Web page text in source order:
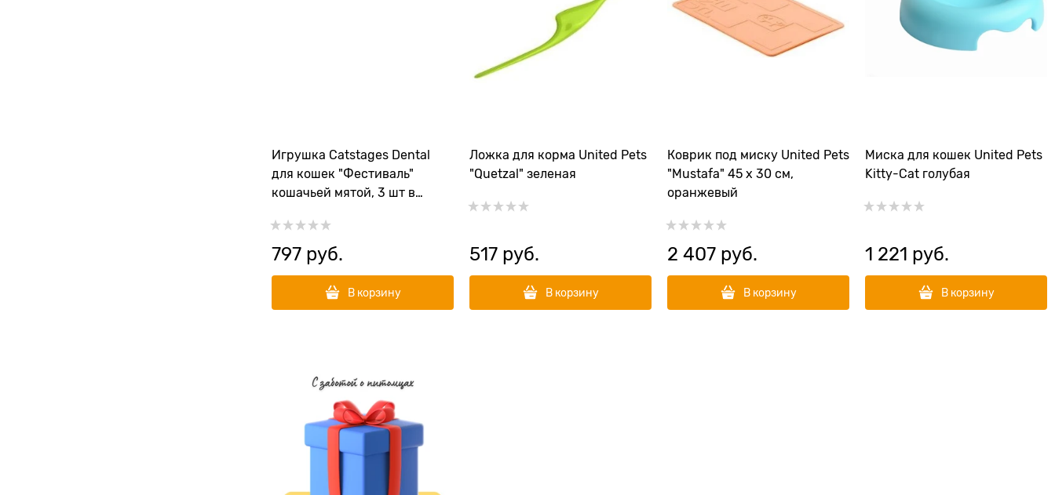
Игрушка Catstages Dental
для кошек "Фестиваль"
кошачьей мятой, 3 шт в
797 руб.
В корзину
Ложка для корма United Pets
"Quetzal" зеленая
517 руб.
В корзину
Коврик под миску United Pets
"Mustafa" 45 х 30 см,
оранжевый
2 407 руб.
В корзину
Миска для кошек United Pets
Kitty-Cat голубая
1 221 руб.
В корзину